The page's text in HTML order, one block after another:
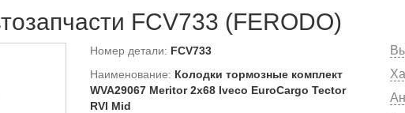
FCV733 (FERODO)
Номер детали: FCV733
Наименование: Колодки тормозные комплект
WVA29067 Meritor 2x68 Iveco EuroCargo Tector
RVI Mid